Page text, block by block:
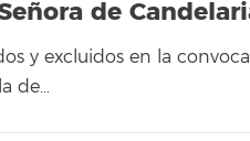
de
y excluidos en la
de…